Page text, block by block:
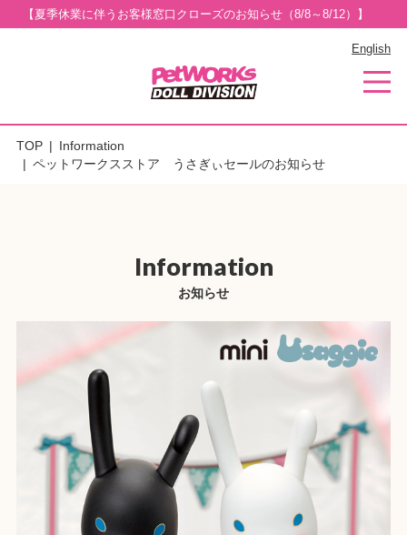
【夏季休業に伴うお客様窓口クローズのお知らせ（8/8～8/12）】
English
TOP
Information
ペットワークスストア うさぎぃセールのお知らせ
Information
お知らせ